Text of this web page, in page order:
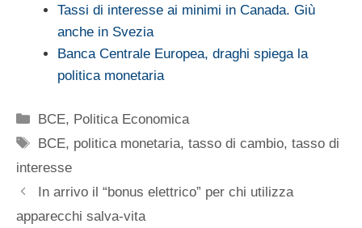
Tassi di interesse ai minimi in Canada. Giù
anche in Svezia
Banca Centrale Europea, draghi spiega la
politica monetaria
Categorie
BCE, Politica Economica
Tag
BCE, politica monetaria,tasso di cambio,tasso di
interesse
In arrivo il “bonus elettrico” per chi utilizza
apparecchi salva-vita